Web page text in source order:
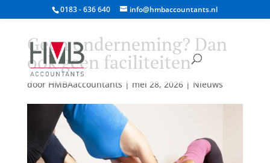
0183 - 636 640 info@hmbaccountants.nl
Geen onderneming? Dan
ook geen faciliteiten
door HMBAaccountants | mei 28, 2026| Nieuws